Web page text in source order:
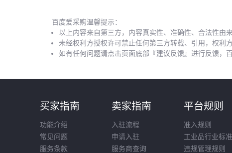
百度爱采购温馨提示：
以上内容来自第三方，内容真实性、准确性、合法性由
未经权利方授权许可禁止任何第三方转载、引用，权利
如有任何问题请点击页面底部『建议反馈』进行反馈，
买家指南
功能介绍
常见问题
服务条款
卖家指南
入驻流程
申请入驻
服务商查询
平台规则
准入规则
工业品行业标准
违规管理规则